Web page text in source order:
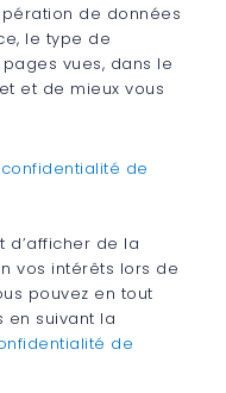
de données
le type de
vues, dans le
et de mieux vous
de
d’afficher de la
vos intérêts lors de
pouvez en tout
en suivant la
de